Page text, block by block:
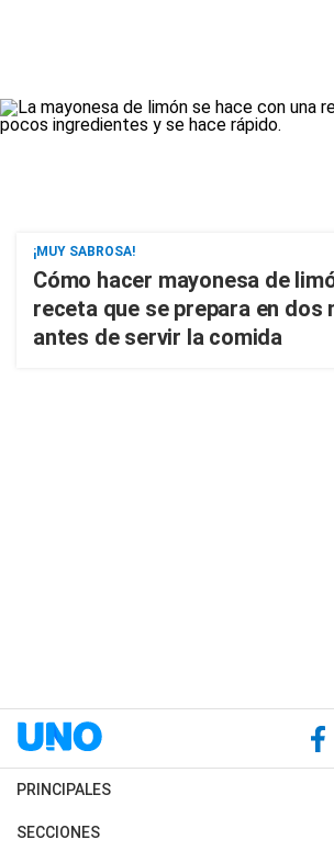
¡MUY SABROSA!
Cómo hacer mayonesa de
receta que se prepara en dos
antes de servir la comida
PRINCIPALES
Últimas Noticias
SECCIONES